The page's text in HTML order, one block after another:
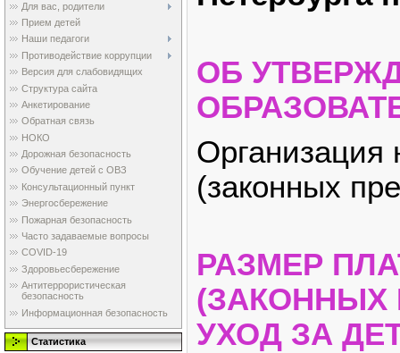
Для вас, родители
Прием детей
Наши педагоги
Противодействие коррупции
Версия для слабовидящих
Структура сайта
Анкетирование
Обратная связь
НОКО
Дорожная безопасность
Обучение детей с ОВЗ
Консультационный пункт
Энергосбережение
Пожарная безопасность
Часто задаваемые вопросы
COVID-19
Здоровьесбережение
Антитеррористическая
безопасность
Информационная безопасность
Статистика
ОБ
Организация
(законных
РАЗМЕР
(ЗАКОННЫХ
УХОД ЗА